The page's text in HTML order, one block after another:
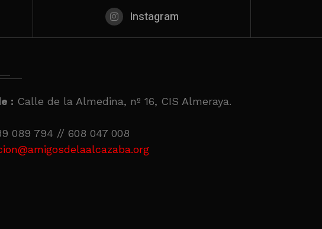
Instagram
: Calle de la Almedina, nº 16, CIS Almeraya.
089 794 // 608 047 008